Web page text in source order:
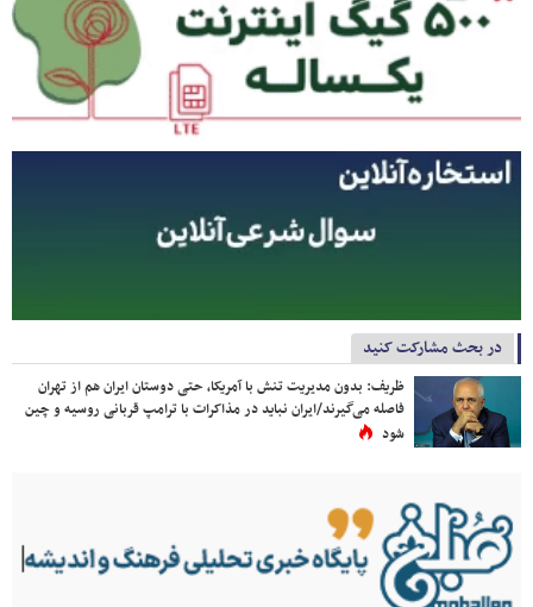
در بحث مشارکت کنید
ظریف: بدون مدیریت تنش با آمریکا، حتی دوستان ایران هم از تهران
فاصله می‌گیرند/ایران نباید در مذاکرات با ترامپ قربانی روسیه و چین
شود